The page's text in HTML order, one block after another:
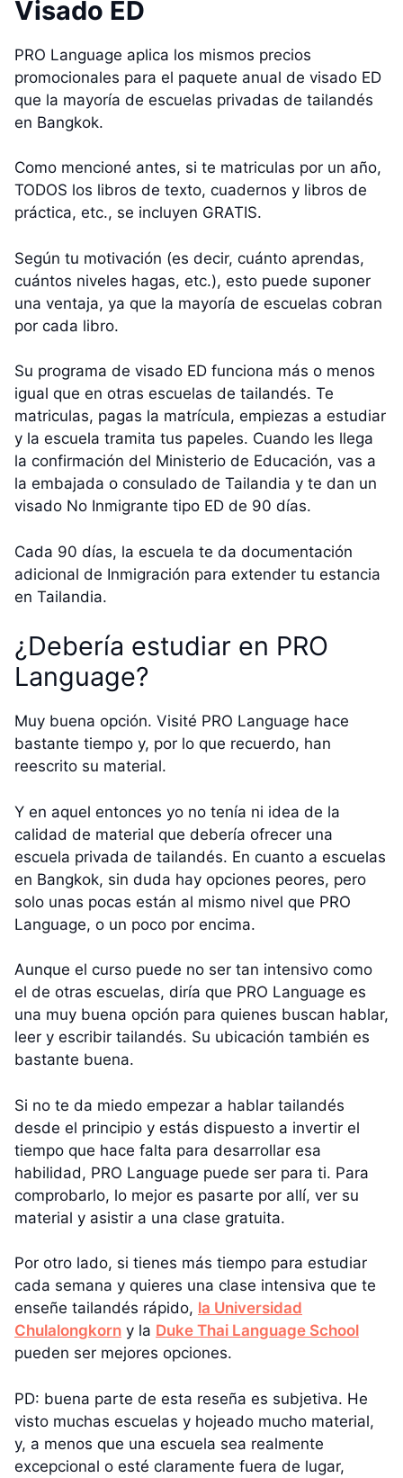
Visado ED
PRO Language aplica los mismos precios
promocionales para el paquete anual de visado ED
que la mayoría de escuelas privadas de tailandés
en Bangkok.
Como mencioné antes, si te matriculas por un año,
TODOS los libros de texto, cuadernos y libros de
práctica, etc., se incluyen GRATIS.
Según tu motivación (es decir, cuánto aprendas,
cuántos niveles hagas, etc.), esto puede suponer
una ventaja, ya que la mayoría de escuelas cobran
por cada libro.
Su programa de visado ED funciona más o menos
igual que en otras escuelas de tailandés. Te
matriculas, pagas la matrícula, empiezas a estudiar
y la escuela tramita tus papeles. Cuando les llega
la confirmación del Ministerio de Educación, vas a
la embajada o consulado de Tailandia y te dan un
visado No Inmigrante tipo ED de 90 días.
Cada 90 días, la escuela te da documentación
adicional de Inmigración para extender tu estancia
en Tailandia.
¿Debería estudiar en PRO
Language?
Muy buena opción. Visité PRO Language hace
bastante tiempo y, por lo que recuerdo, han
reescrito su material.
Y en aquel entonces yo no tenía ni idea de la
calidad de material que debería ofrecer una
escuela privada de tailandés. En cuanto a escuelas
en Bangkok, sin duda hay opciones peores, pero
solo unas pocas están al mismo nivel que PRO
Language, o un poco por encima.
Aunque el curso puede no ser tan intensivo como
el de otras escuelas, diría que PRO Language es
una muy buena opción para quienes buscan hablar,
leer y escribir tailandés. Su ubicación también es
bastante buena.
Si no te da miedo empezar a hablar tailandés
desde el principio y estás dispuesto a invertir el
tiempo que hace falta para desarrollar esa
habilidad, PRO Language puede ser para ti. Para
comprobarlo, lo mejor es pasarte por allí, ver su
material y asistir a una clase gratuita.
Por otro lado, si tienes más tiempo para estudiar
cada semana y quieres una clase intensiva que te
enseñe tailandés rápido, la Universidad
Chulalongkorn y la Duke Thai Language School
pueden ser mejores opciones.
PD: buena parte de esta reseña es subjetiva. He
visto muchas escuelas y hojeado mucho material,
y, a menos que una escuela sea realmente
excepcional o esté claramente fuera de lugar,